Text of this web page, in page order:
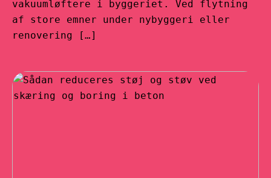
vakuumløftere i byggeriet. Ved flytning
af store emner under nybyggeri eller
renovering […]